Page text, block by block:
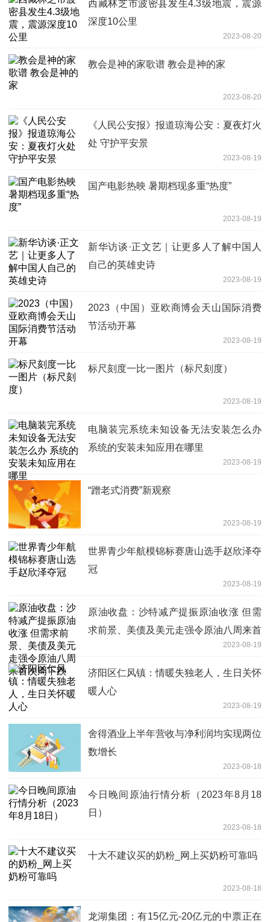
西藏林芝市波密县发生4.3级地震，震源
深度10公里
2023-08-20
教会是神的家歌谱 教会是神的家
2023-08-20
《人民公安报》报道琼海公安：夏夜灯火
处 守护平安景
2023-08-19
国产电影热映 暑期档现多重“热度”
2023-08-19
新华访谈·正文艺｜让更多人了解中国人
自己的英雄史诗
2023-08-19
2023（中国）亚欧商博会天山国际消费
节活动开幕
2023-08-19
标尺刻度一比一图片（标尺刻度）
2023-08-19
电脑装完系统未知设备无法安装怎么办
系统的安装未知应用在哪里
2023-08-19
“蹭老式消费”新观察
2023-08-19
世界青少年航模锦标赛唐山选手赵欣泽夺
冠
2023-08-19
原油收盘：沙特减产提振原油收涨 但需
求前景、美债及美元走强令原油八周来首
2023-08-19
济阳区仁风镇：情暖失独老人，生日关怀
暖人心
2023-08-19
舍得酒业上半年营收与净利润均实现两位
数增长
2023-08-18
今日晚间原油行情分析（2023年8月18
日）
2023-08-18
十大不建议买的奶粉_网上买奶粉可靠吗
2023-08-18
龙湖集团：有15亿元-20亿元的中票正在